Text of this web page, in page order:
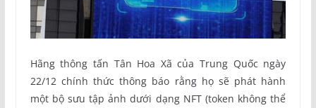
Hãng thông tấn Tân Hoa Xã của Trung Quốc ngày
22/12 chính thức thông báo rằng họ sẽ phát hành
một bộ sưu tập ảnh dưới dạng NFT (token không thể